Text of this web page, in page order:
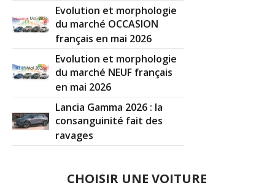
Evolution et morphologie
du marché OCCASION
français en mai 2026
Evolution et morphologie
du marché NEUF français
en mai 2026
Lancia Gamma 2026 : la
consanguinité fait des
ravages
CHOISIR UNE VOITURE